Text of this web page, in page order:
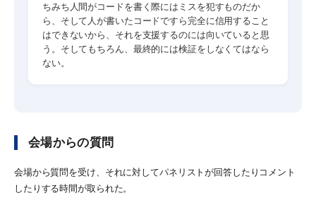
ちみち人間がコードを書く際にはミスを犯すものだか
ら、そして人が書いたコードですら完全に信用すること
はできないから、それを支援するのには向いていると思
う。そしてもちろん、最終的には検証をしなくてはなら
ない。
会場からの質問
会場から質問を受け、それに対してパネリストが回答したりコメント
したりする時間が取られた。